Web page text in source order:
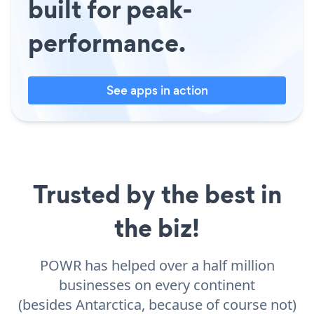
built for peak-
performance.
See apps in action
Trusted by the best in
the biz!
POWR has helped over a half million
businesses on every continent
(besides Antarctica, because of course not)